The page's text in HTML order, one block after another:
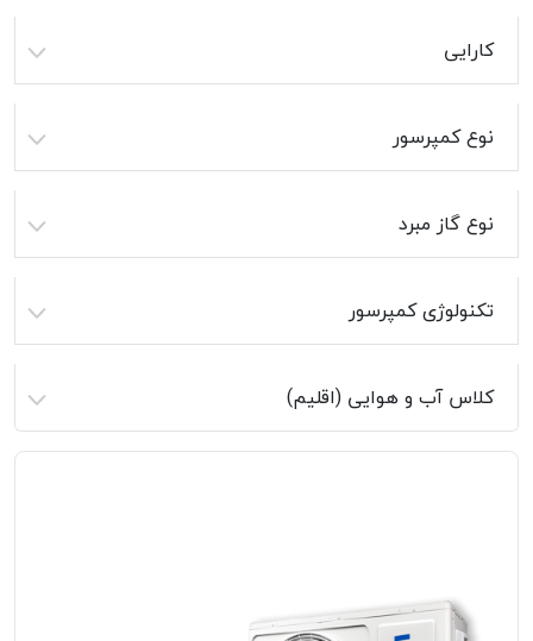
کارایی
نوع کمپرسور
نوع گاز مبرد
تکنولوژی کمپرسور
کلاس آب و هوایی (اقلیم)